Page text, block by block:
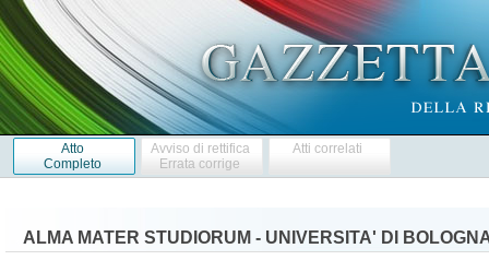
Atto
Completo
Avviso di rettifica
Errata corrige
Atti correlati
ALMA MATER STUDIORUM - UNIVERSITA' DI